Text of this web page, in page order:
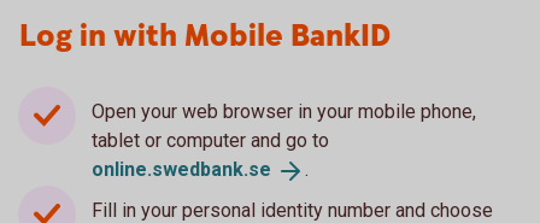
Log in with Mobile BankID
Open your web browser in your mobile phone,
tablet or computer and go to
online.swedbank.se
.
Fill in your personal identity number and choose